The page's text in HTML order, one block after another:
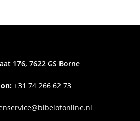
176, 7622 GS Borne
+31 74 266 62 73